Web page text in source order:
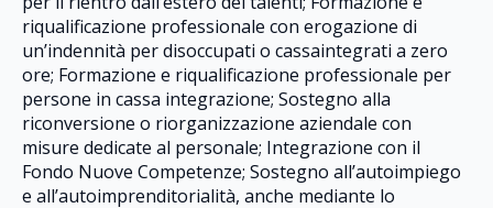
riqualificazione professionale con erogazione di
un’indennità per disoccupati o cassaintegrati a zero
ore; Formazione e riqualificazione professionale per
persone in cassa integrazione; Sostegno alla
riconversione o riorganizzazione aziendale con
misure dedicate al personale; Integrazione con il
Fondo Nuove Competenze; Sostegno all’autoimpiego
e all’autoimprenditorialità, anche mediante lo